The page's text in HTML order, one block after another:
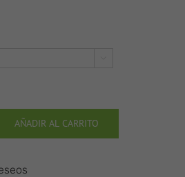
AÑADIR AL CARRITO